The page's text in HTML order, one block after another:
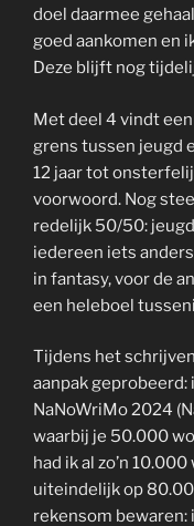
doel daarmee
goed aankomen en
Deze blijft nog
Met deel 4 vindt
grens tussen jeugd
12 jaar tot
voorwoord. Nog
redelijk 50/50:
iedereen iets
in fantasy, voor de
een heleboel
Tijdens het
aanpak geprobeerd:
NaNoWriMo 2024
waarbij je 50.000
had ik al zo’n
uiteindelijk op
rekensom bewaren: